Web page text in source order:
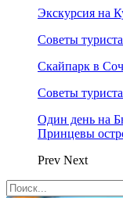
Экскурсия на
Советы
Скайпарк в
Советы
Один день на
Принцевы
Prev Next